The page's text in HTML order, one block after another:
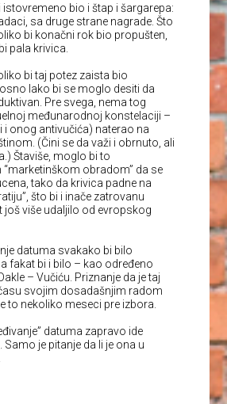
istovremeno bio i štap i šargarepa:
sa druge strane nagrade. Što
bi konačni rok bio propušten,
pala krivica.
bi taj potez zaista bio
lako bi se moglo desiti da
Pre svega, nema tog
međunarodnoj konstelaciji –
i onog antivučića) naterao na
(Čini se da važi i obrnuto, ali
Štaviše, moglo bi to
obradom” da se
tako da krivica padne na
što bi i inače zatrovanu
više udaljilo od evropskog
datuma svakako bi bilo
fakat bi i bilo – kao određeno
– Vučiću. Priznanje da je taj
svojim dosadašnjim radom
to nekoliko meseci pre izbora.
datuma zapravo ide
je pitanje da li je ona u